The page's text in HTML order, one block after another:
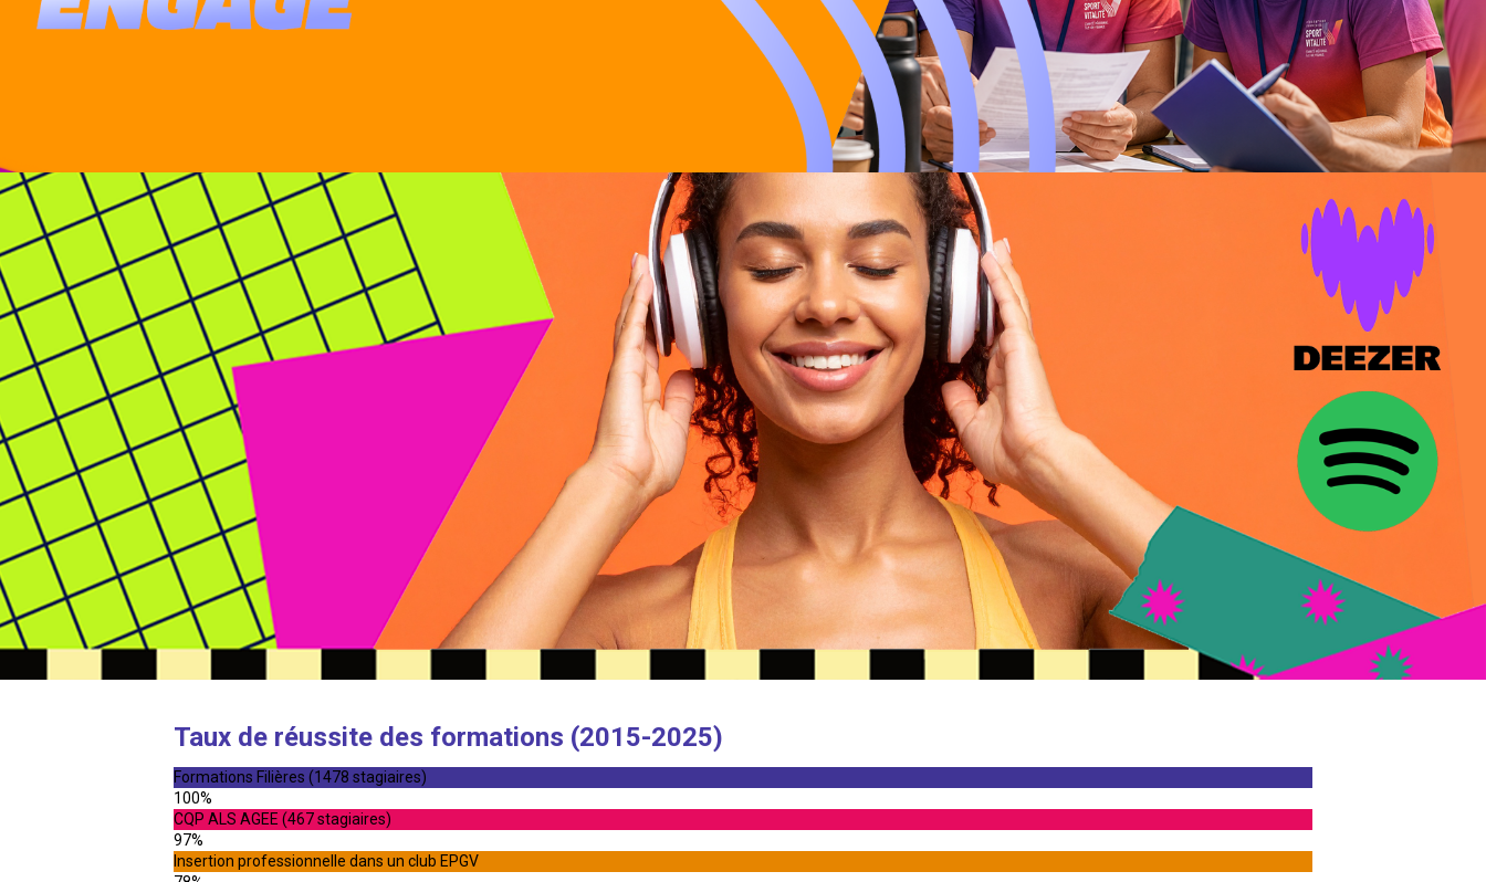
Taux de réussite des formations (2015-2025)
Formations Filières (1478 stagiaires)
100%
CQP ALS AGEE (467 stagiaires)
97%
Insertion professionnelle dans un club EPGV